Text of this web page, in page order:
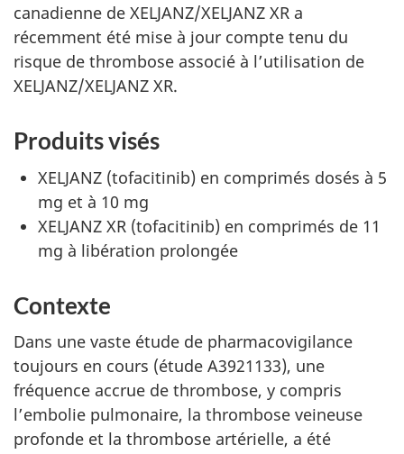
canadienne de XELJANZ/XELJANZ XR a
récemment été mise à jour compte tenu du
risque de thrombose associé à l’utilisation de
XELJANZ/XELJANZ XR.
Produits visés
XELJANZ (tofacitinib) en comprimés dosés à 5
mg et à 10 mg
XELJANZ XR (tofacitinib) en comprimés de 11
mg à libération prolongée
Contexte
Dans une vaste étude de pharmacovigilance
toujours en cours (étude A3921133), une
fréquence accrue de thrombose, y compris
l’embolie pulmonaire, la thrombose veineuse
profonde et la thrombose artérielle, a été